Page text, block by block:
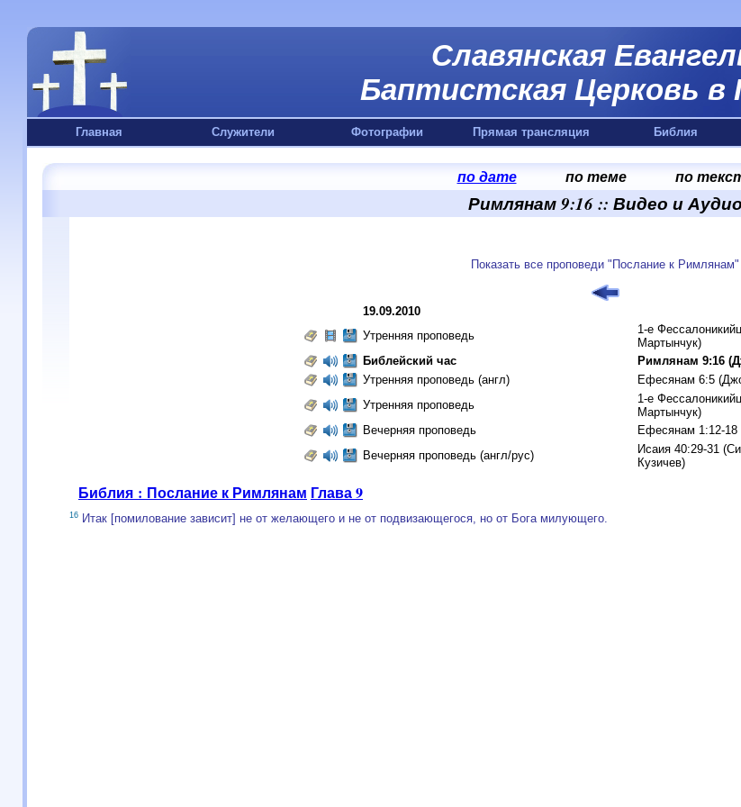
Славянская
Баптистская Церковь в
Главная Служители Фотографии Прямая трансляция Библия
по дате по теме по
Римлянам 9:16 :: Видео и Аудио
Показать все проповеди "Послание к Римлянам"
19.09.2010
Утренняя проповедь
1-е
Мартынчук)
Библейский час
Римлянам 9:16
Утренняя проповедь (англ)
Ефесянам 6:5
Утренняя проповедь
1-е
Мартынчук)
Вечерняя проповедь
Ефесянам 1:12-18
Вечерняя проповедь (англ/рус)
Исаия 40:29-31
Кузичев)
Библия : Послание к Римлянам Глава 9
16 Итак [помилование зависит] не от желающего и не от подвизающегося, но от Бога милующего.